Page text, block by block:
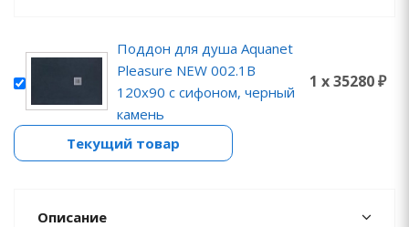
Поддон для душа Aquanet
Pleasure NEW 002.1B
120x90 с сифоном, черный
камень
1 x 35280 ₽
Текущий товар
Описание